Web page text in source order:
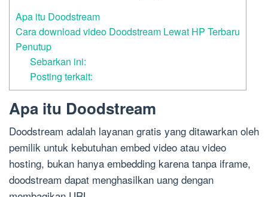
Apa itu Doodstream
Cara download video Doodstream Lewat HP Terbaru
Penutup
Sebarkan ini:
Posting terkait:
Apa itu Doodstream
Doodstream adalah layanan gratis yang ditawarkan oleh
pemilik untuk kebutuhan embed video atau video
hosting, bukan hanya embedding karena tanpa iframe,
doodstream dapat menghasilkan uang dengan